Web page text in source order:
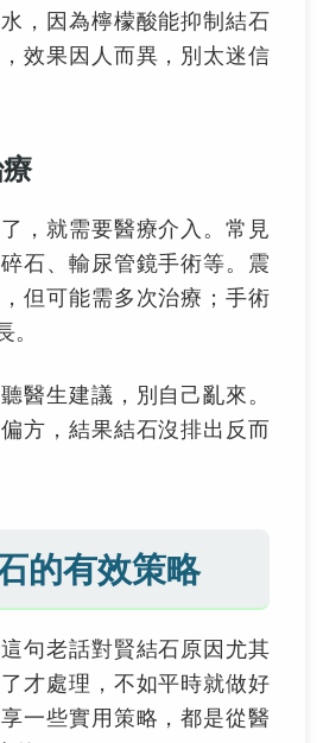
，因為檸檬酸能抑制結石
效果因人而異，別太迷信
，就需要醫療介入。常見
石、輸尿管鏡手術等。震
但可能需多次治療；手術
。
醫生建議，別自己亂來。
方，結果結石沒排出反而
的有效策略
句老話對賢結石原因尤其
才處理，不如平時就做好
一些實用策略，都是從醫